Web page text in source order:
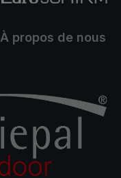
À propos de nous